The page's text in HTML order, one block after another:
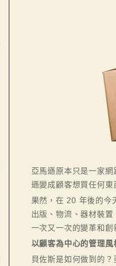
亞馬遜原本只是一家
遜變成顧客想買任何東
果然，在 20 年後的今
出版、物流、器材裝
一次又一次的變革和創
以顧客為中心的管理風
貝佐斯是如何做到的